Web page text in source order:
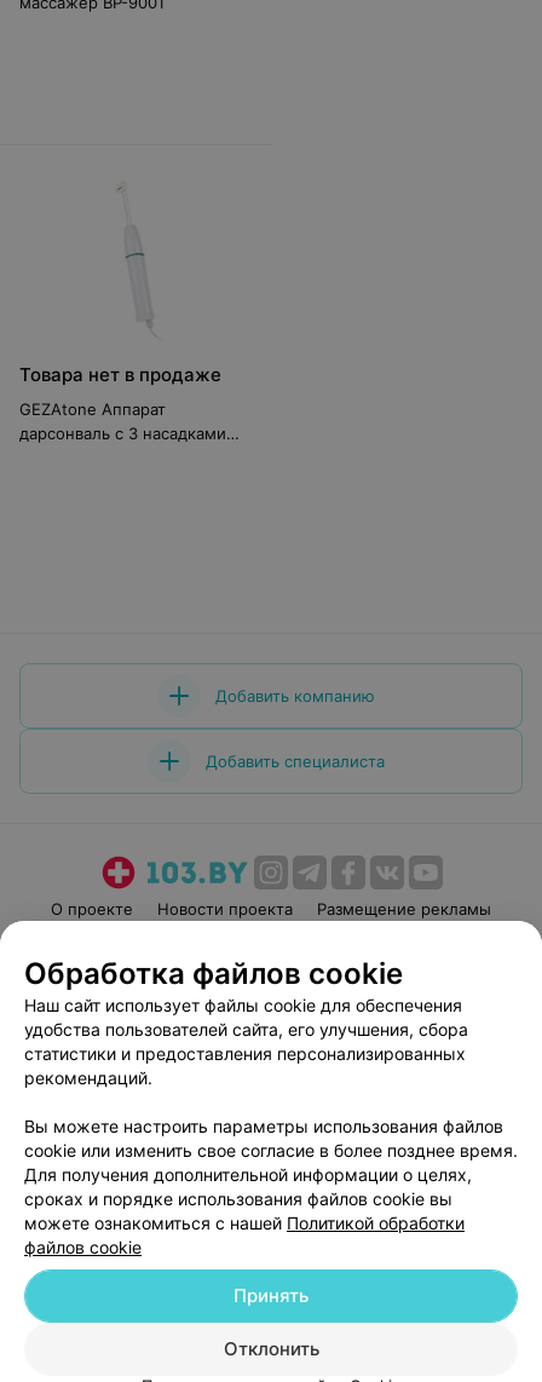
Товара нет в продаже
GEZAtone Аппарат
дарсонваль c 3 насадками
Добавить компанию
Добавить специалиста
О проекте Новости проекта
Размещение рекламы
Пользовательское соглашение
Способы оплаты
Вакансии
Партнеры
Написать руководителю 103.by
Обработка персональных данных
© 2026 ООО «Артокс Лаб», УНП 191700409
| 220012, Республика Беларусь,
г. Минск, улица Толбухина, 2, пом. 16 | help@103.by
Служба поддержки +375 291212755
Обработка файлов cookie
Наш сайт использует файлы cookie для обеспечения
удобства пользователей сайта, его улучшения, сбора
статистики и предоставления персонализированных
рекомендаций.
Вы можете настроить параметры использования файлов
cookie или изменить свое согласие в более позднее время.
Для получения дополнительной информации о целях,
сроках и порядке использования файлов cookie вы
можете ознакомиться с нашей Политикой обработки
файлов cookie
Отклонить
Принять